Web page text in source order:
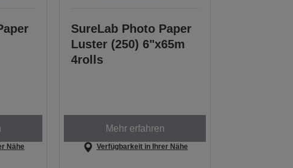
Nähe
SureLab Photo Paper
Luster (250) 6"x65m
4rolls
Mehr erfahren
Verfügbarkeit in Ihrer Nähe